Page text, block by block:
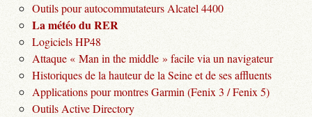
Outils pour autocommutateurs Alcatel 4400
La météo du RER
Logiciels HP48
Attaque « Man in the middle » facile via un navigateur
Historiques de la hauteur de la Seine et de ses affluents
Applications pour montres Garmin (Fenix 3 / Fenix 5)
Outils Active Directory